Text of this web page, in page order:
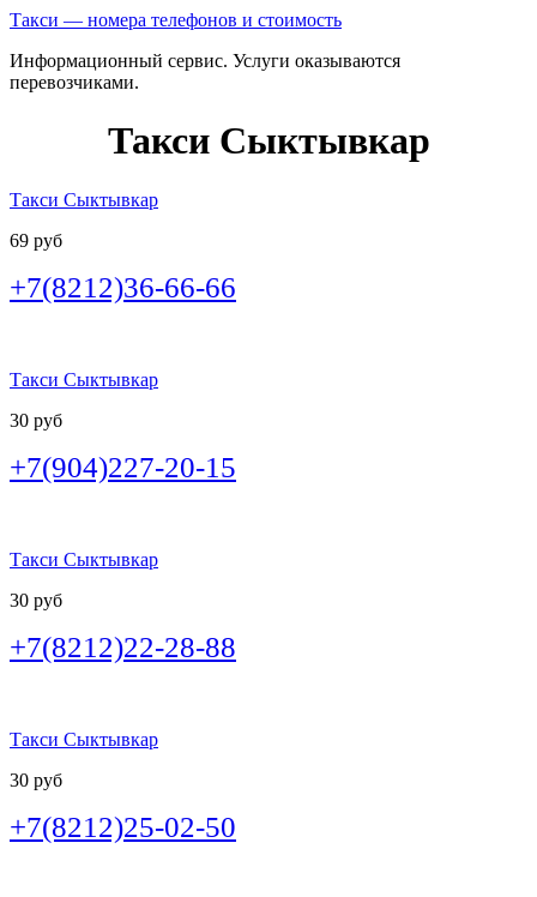
Такси — номера телефонов и стоимость
Информационный сервис. Услуги оказываются
перевозчиками.
Такси Сыктывкар
Такси Сыктывкар
69 руб
+7(8212)36-66-66
Такси Сыктывкар
30 руб
+7(904)227-20-15
Такси Сыктывкар
30 руб
+7(8212)22-28-88
Такси Сыктывкар
30 руб
+7(8212)25-02-50